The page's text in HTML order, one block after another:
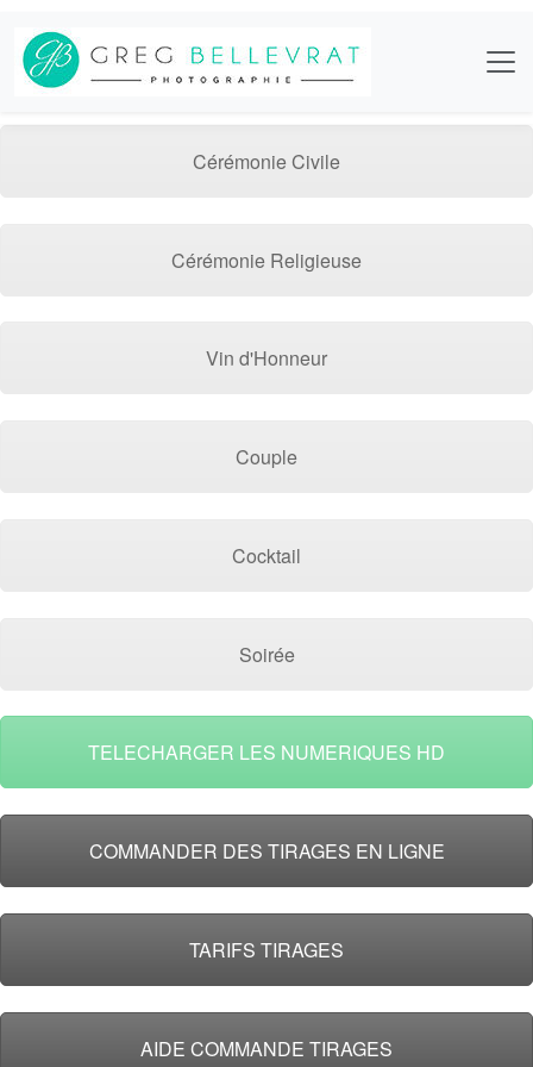
Cérémonie Civile
Cérémonie Religieuse
Vin d'Honneur
Couple
Cocktail
Soirée
TELECHARGER LES NUMERIQUES HD
COMMANDER DES TIRAGES EN LIGNE
TARIFS TIRAGES
AIDE COMMANDE TIRAGES